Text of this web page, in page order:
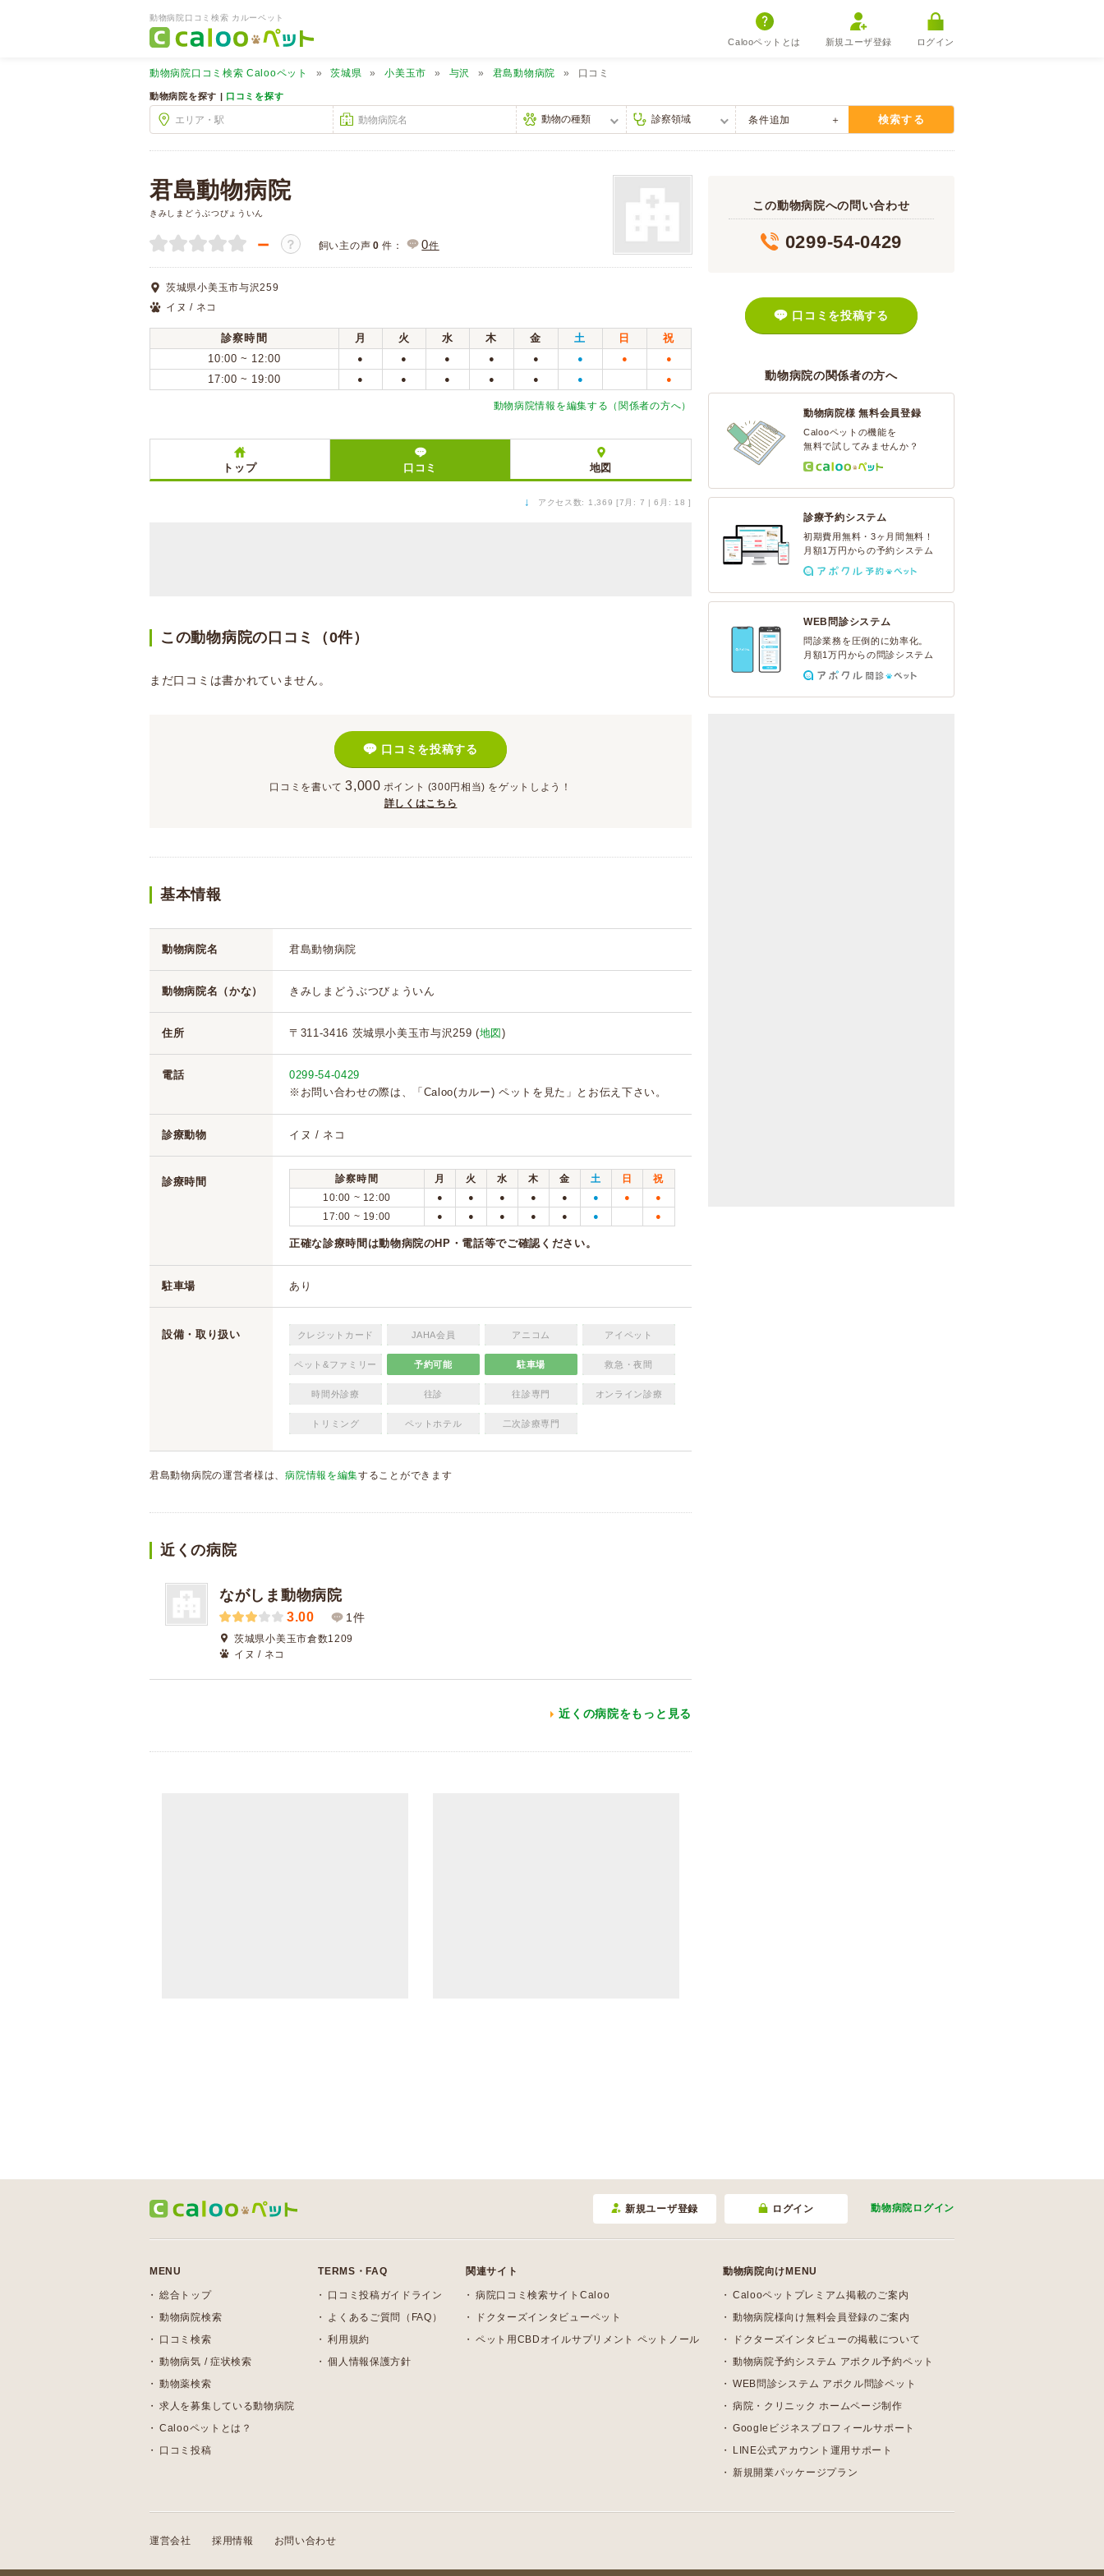
動物病院口コミ検索 カルーペット
Calooペットとは 新規ユーザ登録 ログイン
動物病院口コミ検索 Calooペット 茨城県 小美玉市 与沢 君島動物病院 口コミ
動物病院を探す | 口コミを探す
条件追加 検索する
君島動物病院
きみしまどうぶつびょういん
－ ？ 飼い主の声 0 件： 0件
茨城県小美玉市与沢259
イヌ / ネコ
診察時間 月 火 水 木 金 土 日
祝
10:00 ~ 12:00
● ● ● ● ● ● ● ●
17:00 ~ 19:00 ● ● ● ● ● ● ●
動物病院情報を編集する（関係者の方へ）
トップ 口コミ 地図
↓ アクセス数: 1,369 [7月: 7 | 6月: 18 ]
この動物病院の口コミ（0件）
まだ口コミは書かれていません。
口コミを投稿する
口コミを書いて 3,000 ポイント (300円相当) をゲットしよう！
詳しくはこちら
基本情報
動物病院名 君島動物病院
動物病院名（かな） きみしまどうぶつびょういん
住所 〒311-3416 茨城県小美玉市与沢259 (地図 )
電話
0299-54-0429
※お問い合わせの際は、「Caloo(カルー) ペットを見た」とお伝え下さい。
診療動物 イヌ / ネコ
診療時間 診察時間 月 火 水 木 金 土 日
祝
10:00 ~ 12:00
● ● ● ● ● ● ● ●
17:00 ~ 19:00 ● ● ● ● ● ● ●
正確な診療時間は動物病院のHP・電話等でご確認ください。
駐車場 あり
設備・取り扱い クレジットカード JAHA会員 アニコム アイペット
ペット&ファミリー 予約可能 駐車場 救急・夜間
時間外診療 往診 往診専門 オンライン診療
トリミング ペットホテル 二次診療専門
君島動物病院の運営者様は、病院情報を編集することができます
近くの病院
ながしま動物病院
3.00 1件
茨城県小美玉市倉数1209
イヌ / ネコ
近くの病院をもっと見る
この動物病院への問い合わせ
0299-54-0429
口コミを投稿する
動物病院の関係者の方へ
動物病院様 無料会員登録
Calooペットの機能を
無料で試してみませんか？
診療予約システム
初期費用無料・3ヶ月間無料！
月額1万円からの予約システム
WEB問診システム
問診業務を圧倒的に効率化。
月額1万円からの問診システム
新規ユーザ登録 ログイン 動物病院 ログイン
MENU
総合トップ
動物病院検索
口コミ検索
動物病気 / 症状検索
動物薬検索
求人を募集している動物病院
Calooペットとは？
口コミ投稿
TERMS・FAQ
口コミ投稿ガイドライン
よくあるご質問（FAQ）
利用規約
個人情報保護方針
関連サイト
病院口コミ検索サイトCaloo
ドクターズインタビューペット
ペット用CBDオイルサプリメント ペットノール
動物病院向けMENU
Calooペットプレミアム掲載のご案内
動物病院様向け無料会員登録のご案内
ドクターズインタビューの掲載について
動物病院予約システム アポクル予約ペット
WEB問診システム アポクル問診ペット
病院・クリニック ホームページ制作
Googleビジネスプロフィールサポート
LINE公式アカウント運用サポート
新規開業パッケージプラン
運営会社 採用情報 お問い合わせ